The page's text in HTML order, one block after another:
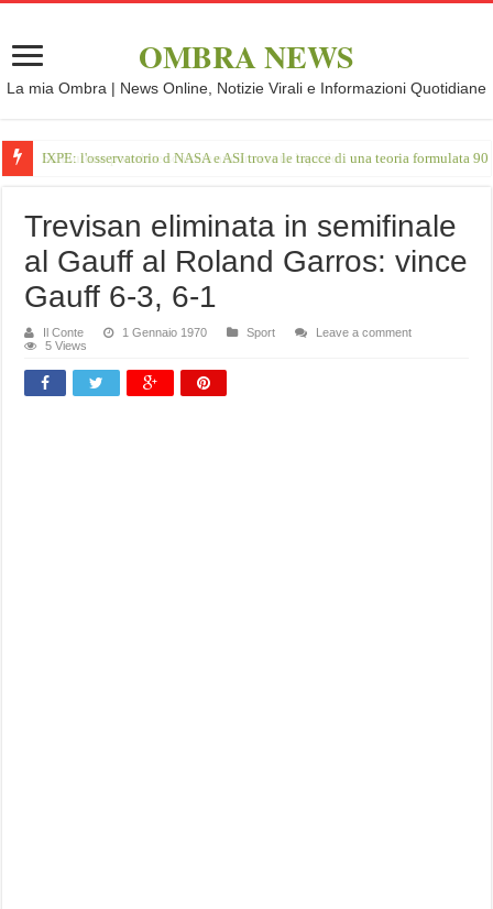
OMBRA NEWS
La mia Ombra | News Online, Notizie Virali e Informazioni Quotidiane
IXPE: l'osservatorio d NASA e ASI trova le tracce di una teoria formulata 90
Trevisan eliminata in semifinale
al Gauff al Roland Garros: vince
Gauff 6-3, 6-1
Il Conte 1 Gennaio 1970 Sport
Leave a comment
5 Views